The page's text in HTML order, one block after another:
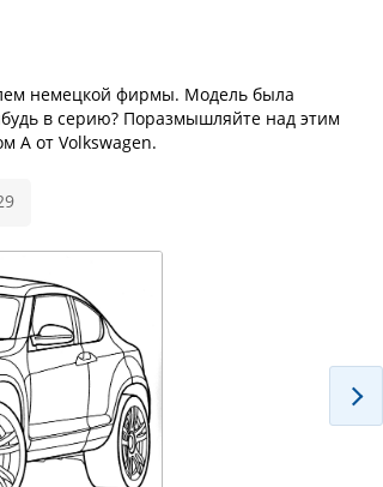
немецкой фирмы. Модель была
в серию? Поразмышляйте над этим
А от Volkswagen.